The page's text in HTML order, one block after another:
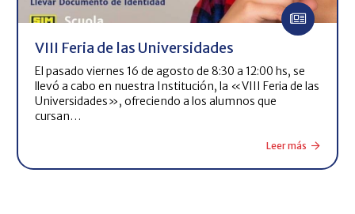
VIII Feria de las Universidades
El pasado viernes 16 de agosto de 8:30 a 12:00 hs, se
llevó a cabo en nuestra Institución, la «VIII Feria de las
Universidades», ofreciendo a los alumnos que
cursan…
Leer más